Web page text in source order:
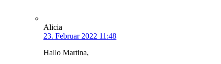
Alicia
23. Februar 2022 11:48
Hallo Martina,